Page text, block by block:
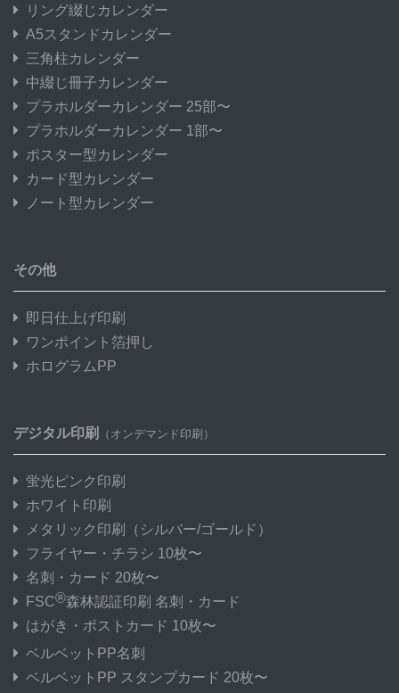
リング綴じカレンダー
A5スタンドカレンダー
三角柱カレンダー
中綴じ冊子カレンダー
プラホルダーカレンダー 25部〜
プラホルダーカレンダー 1部〜
ポスター型カレンダー
カード型カレンダー
ノート型カレンダー
その他
即日仕上げ印刷
ワンポイント箔押し
ホログラムPP
デジタル印刷 （オンデマンド印刷）
蛍光ピンク印刷
ホワイト印刷
メタリック印刷
（シルバー/ゴールド）
フライヤー・チラシ 10枚〜
名刺・カード 20枚〜
FSC®森林認証印刷 名刺・カード
はがき・ポストカード 10枚〜
ベルベットPP名刺
ベルベットPP スタンプカード 20枚〜